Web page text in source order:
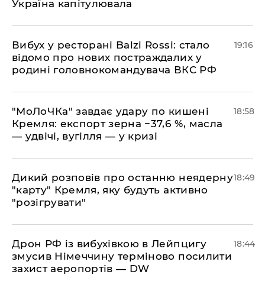
Україна капітулювала
​Вибух у ресторані Balzi Rossi: стало
відомо про нових постраждалих у
родині головнокомандувача ВКС РФ
19:16
​"МоЛоЧКа" завдає удару по кишені
Кремля: експорт зерна −37,6 %, масла
— удвічі, вугілля — у кризі
18:58
​Дикий розповів про останню неядерну
"карту" Кремля, яку будуть активно
"розігрувати"
18:49
​Дрон РФ із вибухівкою в Лейпцигу
змусив Німеччину терміново посилити
захист аеропортів — DW
18:44